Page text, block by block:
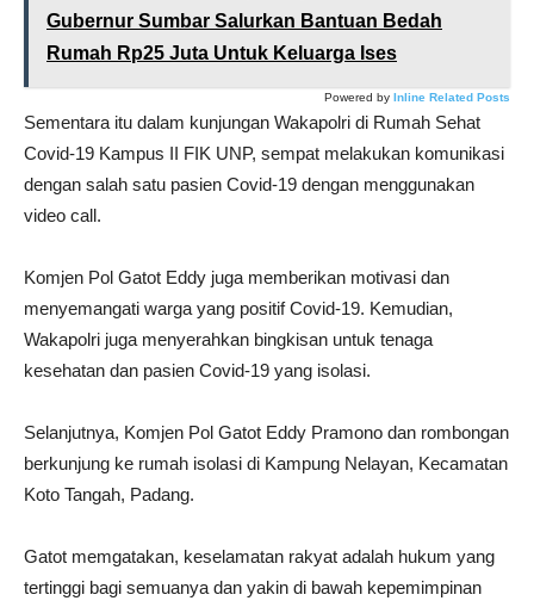
Gubernur Sumbar Salurkan Bantuan Bedah
Rumah Rp25 Juta Untuk Keluarga Ises
Powered by Inline Related Posts
Sementara itu dalam kunjungan Wakapolri di Rumah Sehat
Covid-19 Kampus II FIK UNP, sempat melakukan komunikasi
dengan salah satu pasien Covid-19 dengan menggunakan
video call.
Komjen Pol Gatot Eddy juga memberikan motivasi dan
menyemangati warga yang positif Covid-19. Kemudian,
Wakapolri juga menyerahkan bingkisan untuk tenaga
kesehatan dan pasien Covid-19 yang isolasi.
Selanjutnya, Komjen Pol Gatot Eddy Pramono dan rombongan
berkunjung ke rumah isolasi di Kampung Nelayan, Kecamatan
Koto Tangah, Padang.
Gatot memgatakan, keselamatan rakyat adalah hukum yang
tertinggi bagi semuanya dan yakin di bawah kepemimpinan